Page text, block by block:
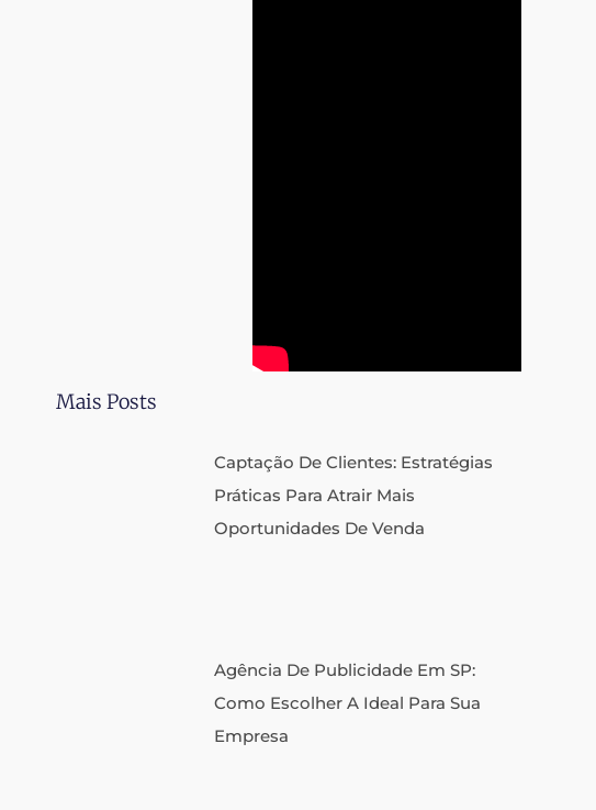
Mais Posts
Captação De Clientes: Estratégias
Práticas Para Atrair Mais
Oportunidades De Venda
Agência De Publicidade Em SP:
Como Escolher A Ideal Para Sua
Empresa